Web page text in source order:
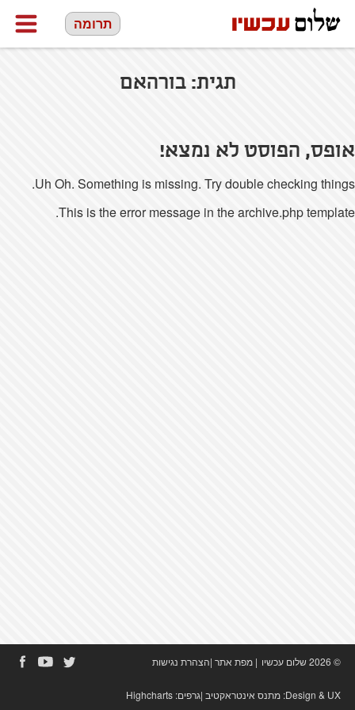
תרומה
תגית:בורהאם
אופס, הפוסט לא נמצא!
Uh Oh. Something is missing. Try double checking things.
This is the error message in the archive.php template.
© 2026 שלום עכשיו | מפת אתר|הצהרת נגישות
Design & UX: מתנס אינטראקטיב|גרפים: Highcharts